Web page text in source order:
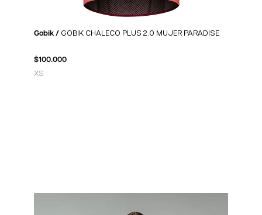
Gobik / GOBIK CHALECO PLUS 2.0 MUJER PARADISE
$100.000
XS